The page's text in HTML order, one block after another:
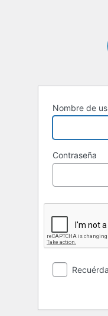
Nombre de
Contraseña